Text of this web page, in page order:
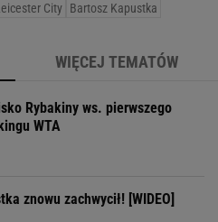
City Bartosz Kapustka
WIĘCEJ TEMATÓW
Rybakiny ws. pierwszego
WTA
znowu zachwycił! [WIDEO]